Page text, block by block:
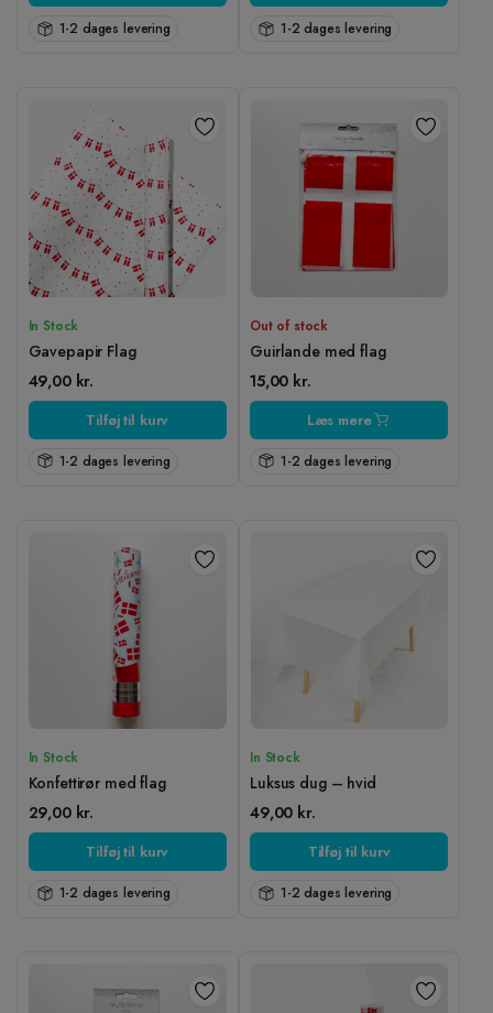
1-2 dages levering 1-2 dages levering
In Stock
Gavepapir Flag
49,00 kr.
Tilføj til kurv
1-2 dages levering
Out of stock
Guirlande med flag
15,00 kr.
Læs mere
1-2 dages levering
In Stock
Konfettirør med flag
29,00 kr.
Tilføj til kurv
1-2 dages levering
In Stock
Luksus dug – hvid
49,00 kr.
Tilføj til kurv
1-2 dages levering